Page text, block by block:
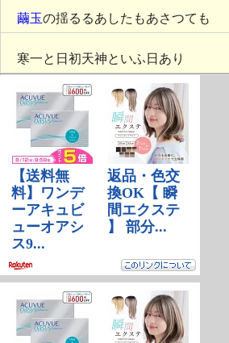
繭玉の揺るるあしたもあさつても
寒一と日初天神といふ日あり